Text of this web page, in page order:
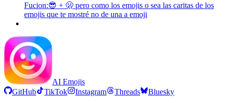
Fucion:😎 + 🫢 pero como los emojis o sea las caritas de los
emojis que te mostré no de una a emoji
AI Emojis
GitHub
TikTok Instagram Threads Bluesky